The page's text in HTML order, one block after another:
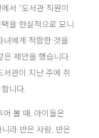
서 “도서관 직원이
을 현실적으로 모니
녀에게 적합한 것을
은 제안을 했습니다.
관이 지난 주에 취
니다.
어 볼 때, 아이들은
니라 반은 사람, 반은